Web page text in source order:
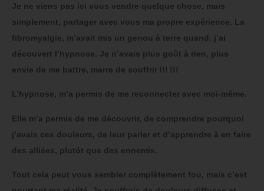
Je ne viens pas ici vous vendre quelque chose, mais
simplement, partager avec vous ma propre expérience. La
fibromyalgie, m’avait mis un genou à terre quand, j’ai
découvert l’hypnose. Je n’avais plus goût à rien, plus
envie de me battre, marre de souffrir !!! !!!
L’hypnose, m’a permis de me reconnecter avec moi-même.
Elle m’a permis de me découvrir, de comprendre pourquoi
j’avais ces douleurs, de leur parler et d’apprendre à en faire
des alliées, plutôt que des ennemis.
Tout cela peut vous sembler complètement fou, mais c’est